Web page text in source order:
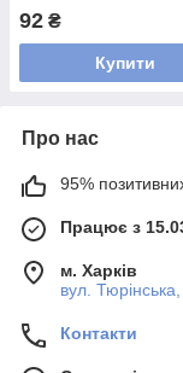
92 ₴
Купити
Про нас
95% позитивних
Працює з
м. Харків
вул.
Контакти